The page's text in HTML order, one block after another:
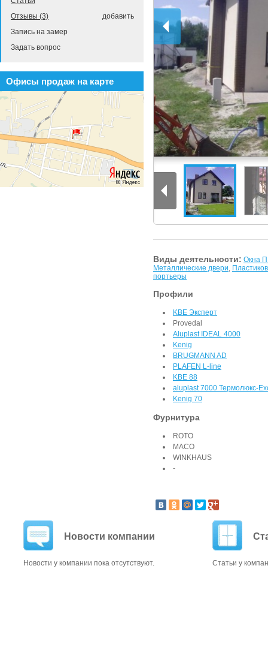
Виды деятельности: Окна
Металлические двери,
портьеры
Профили
KBE Эксперт
Provedal
Aluplast IDEAL 4000
Kenig
BRUGMANN AD
PLAFEN L-line
KBE 88
aluplast 7000 Термолюкс-
Kenig 70
Фурнитура
ROTO
MACO
WINKHAUS
-
добавить
Отзывы (3)
Запись на замер
Задать вопрос
Офисы продаж на карте
Новости компании
Новости у компании пока отсутствуют. Статьи у